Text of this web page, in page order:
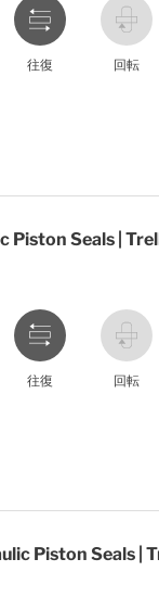
往復 回転
Piston Seals |
往復 回転
Piston Seals |